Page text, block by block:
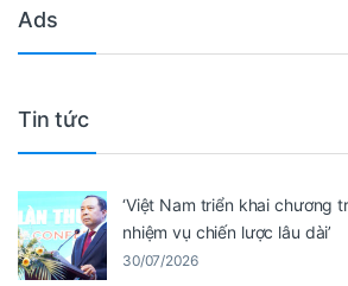
Ads
Tin tức
‘Việt Nam triển khai chương
nhiệm vụ chiến lược lâu dài’
30/07/2026